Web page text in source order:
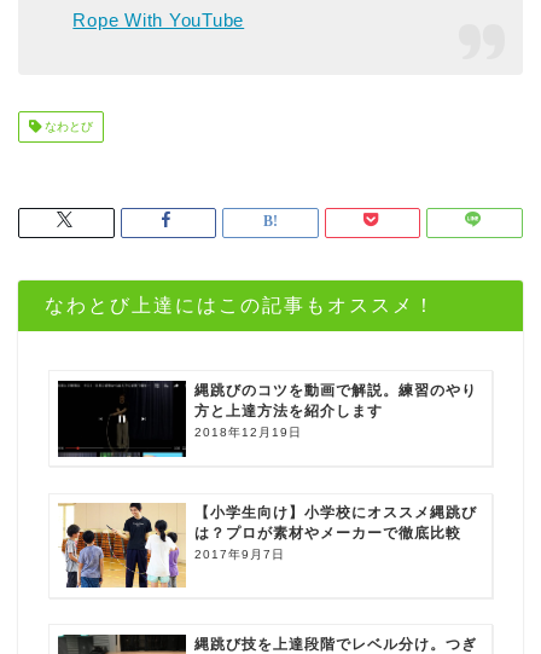
Rope With YouTube
なわとび
なわとび上達にはこの記事もオススメ！
縄跳びのコツを動画で解説。練習のやり
方と上達方法を紹介します
2018年12月19日
【小学生向け】小学校にオススメ縄跳び
は？プロが素材やメーカーで徹底比較
2017年9月7日
縄跳び技を上達段階でレベル分け。つぎ